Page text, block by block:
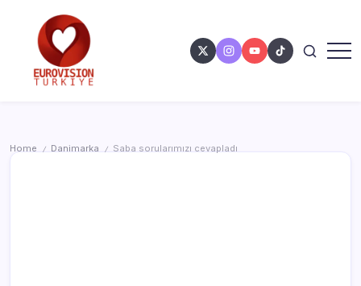
Home / Danimarka / Saba sorularımızı cevapladı